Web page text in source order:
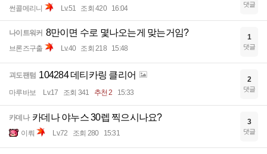
썬콜메리니 Lv.51 조회 420 16:04 댓글
나이트워커 8만이면 수로 몇나오는게 맞는거임?
브론즈구출 Lv.40 조회 218 15:48
1
댓글
괴도팬텀 104284 데티카링 클리어
마루바보 Lv.17 조회 341 추천 2 15:33
2
댓글
카데나 카데나 야누스 30렙 찍으시나요?
이뤄 Lv.72 조회 280 15:31
3
댓글